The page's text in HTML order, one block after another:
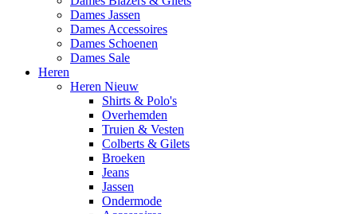
Dames Jassen
Dames Accessoires
Dames Schoenen
Dames Sale
Heren
Heren Nieuw
Shirts & Polo's
Overhemden
Truien & Vesten
Colberts & Gilets
Broeken
Jeans
Jassen
Ondermode